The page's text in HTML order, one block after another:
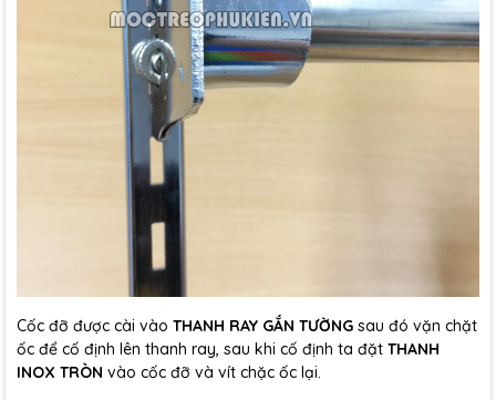
Cốc đỡ được cài vào THANH RAY GẮN TƯỜNG sau đó vặn chặt
ốc để cố định lên thanh ray, sau khi cố định ta đặt THANH
INOX TRÒN vào cốc đỡ và vít chặc ốc lại.